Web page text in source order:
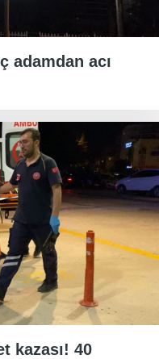
adamdan acı
kazası! 40